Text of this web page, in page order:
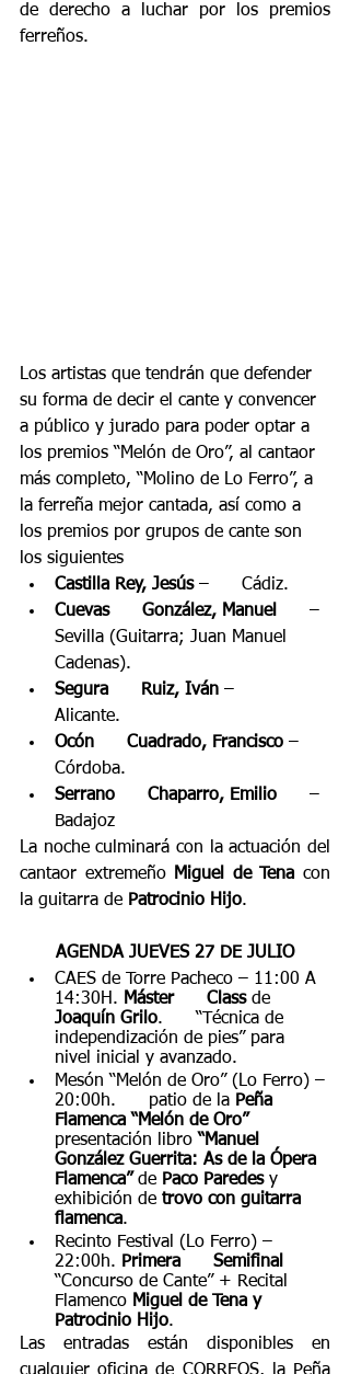
de derecho a luchar por los premios
ferreños.
Los artistas que tendrán que defender
su forma de decir el cante y convencer
a público y jurado para poder optar a
los premios “Melón de Oro”, al cantaor
más completo, “Molino de Lo Ferro”, a
la ferreña mejor cantada, así como a
los premios por grupos de cante son
los siguientes
Castilla Rey, Jesús –      Cádiz.
Cuevas      González, Manuel
      –
Sevilla (Guitarra; Juan Manuel
Cadenas).
Segura      Ruiz, Iván –
Alicante.
Ocón      Cuadrado, Francisco –
Córdoba.
Serrano      Chaparro, Emilio
      –
Badajoz
La noche culminará con la actuación del
cantaor extremeño
Miguel de Tena con
la guitarra de Patrocinio Hijo.
AGENDA JUEVES 27 DE JULIO
CAES de Torre Pacheco – 11:00 A
14:30H. Máster      Class de
Joaquín Grilo.      “Técnica de
independización de pies” para
nivel inicial y avanzado.
Mesón “Melón de Oro” (Lo Ferro) –
20:00h.      patio de la Peña
Flamenca “Melón de Oro”
presentación libro “Manuel
González Guerrita: As de la Ópera
Flamenca” de Paco Paredes y
exhibición de trovo con guitarra
flamenca.
Recinto Festival (Lo Ferro) –
22:00h. Primera      Semifinal
“Concurso de Cante” + Recital
Flamenco Miguel de Tena y
Patrocinio Hijo.
Las entradas están disponibles en